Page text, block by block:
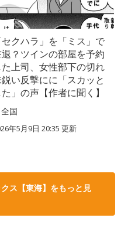
セクハラ」を「ミス」で
？ツインの部屋を予約
た上司、女性部下の切れ
い反撃にに「スカッと
た」の声【作者に聞く】
全国
年5月9日 20:35 更新
ス【東海】をもっと見